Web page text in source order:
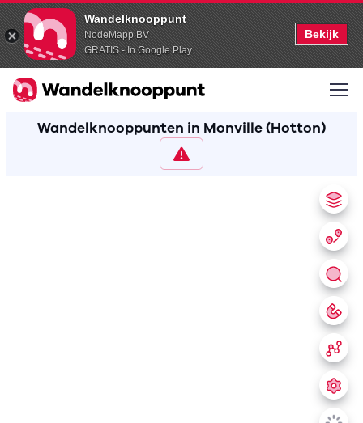
Wandelknooppunt
NodeMapp BV
GRATIS - In Google Play
Bekijk
Wandelknooppunten in Monville (Hotton)